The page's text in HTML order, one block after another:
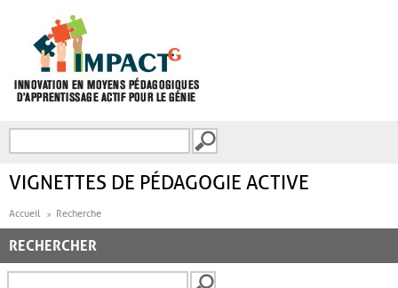
FORMULAIRE DE
VIGNETTES DE PÉDAGOGIE ACTIVE
Accueil Recherche
RECHERCHER